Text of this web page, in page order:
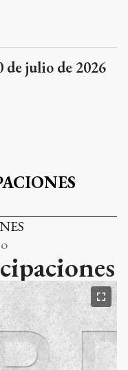
de julio de 2026